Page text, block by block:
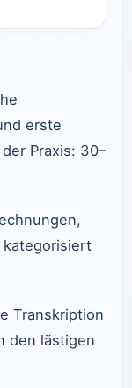
erste
Praxis: 30–
Transkription
den lästigen